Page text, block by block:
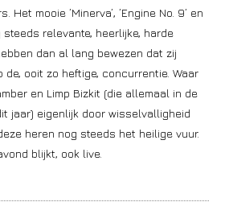
Het mooie ’Minerva’, ’Engine No. 9’ en
steeds relevante, heerlijke, harde
dan al lang bewezen dat zij
de, ooit zo heftige, concurrentie. Waar
en Limp Bizkit (die allemaal in de
jaar) eigenlijk door wisselvalligheid
heren nog steeds het heilige vuur.
blijkt, ook live.